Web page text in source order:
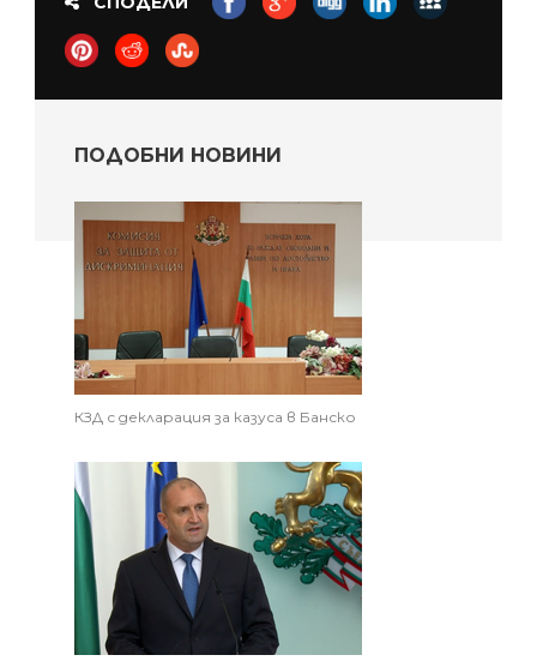
ПОДОБНИ НОВИНИ
КЗД с декларация за казуса в Банско